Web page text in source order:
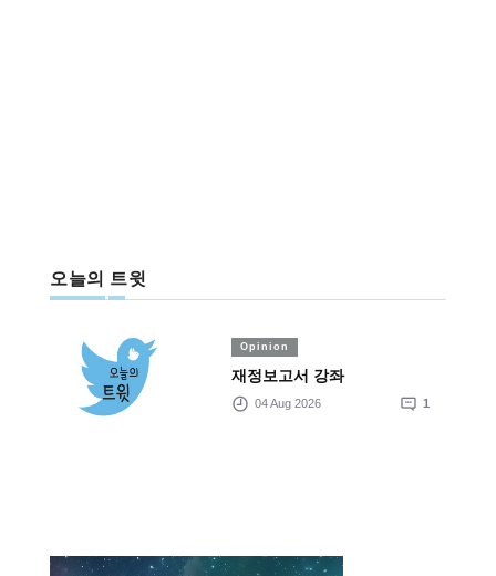
오늘의 트윗
Opinion
재정보고서 강좌
04 Aug 2026 1